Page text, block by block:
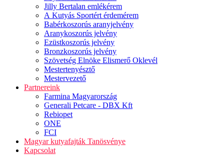
Jilly Bertalan emlékérem
A Kutyás Sportért érdemérem
Babérkoszorús aranyjelvény
Aranykoszorús jelvény
Ezüstkoszorús jelvény
Bronzkoszorús jelvény
Szövetség Elnöke Elismerő Oklevél
Mestertenyésztő
Mestervezető
Partnereink
Farmina Magyarország
Generali Petcare - DBX Kft
Rebiopet
ONE
FCI
Magyar kutyafajták Tanösvénye
Kapcsolat